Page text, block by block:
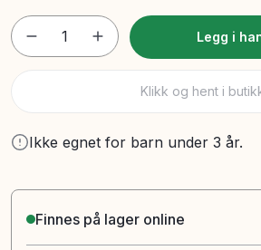
1 Legg i
Klikk og hent i
Ikke egnet for barn under 3 år.
Finnes på lager online